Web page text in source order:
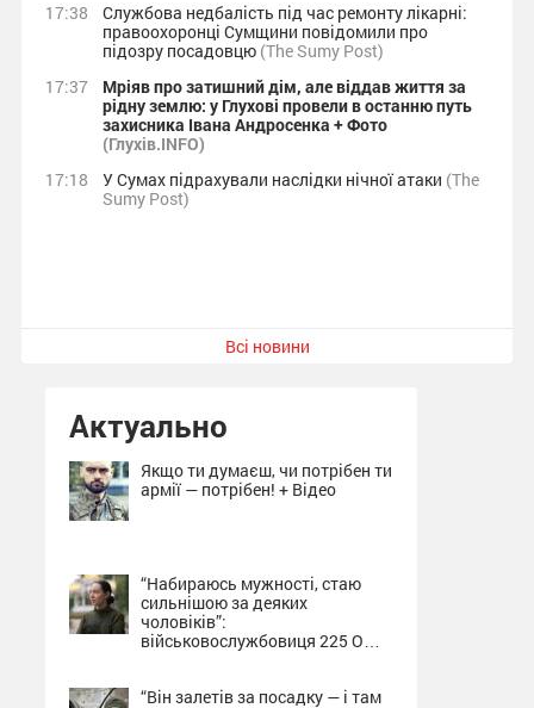
17:38
Службова недбалість під час ремонту лікарні:
правоохоронці Сумщини повідомили про
підозру посадовцю (The Sumy Post)
17:37
Мріяв про затишний дім, але віддав життя за
рідну землю: у Глухові провели в останню путь
захисника Івана Андросенка + Фото
(Глухів.INFO)
17:18
У Сумах підрахували наслідки нічної атаки (The
Sumy Post)
Всі новини
Актуально
Якщо ти думаєш, чи потрібен ти
армії — потрібен! + Відео
“Набираюсь мужності, стаю
сильнішою за деяких
чоловіків”:
військовослужбовиця 225 ОШП
“Він залетів за посадку — і там